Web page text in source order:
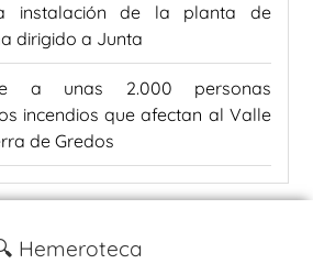
instalación de la planta de
dirigido a Junta
a unas 2.000 personas
incendios que afectan al Valle
de Gredos
Hemeroteca